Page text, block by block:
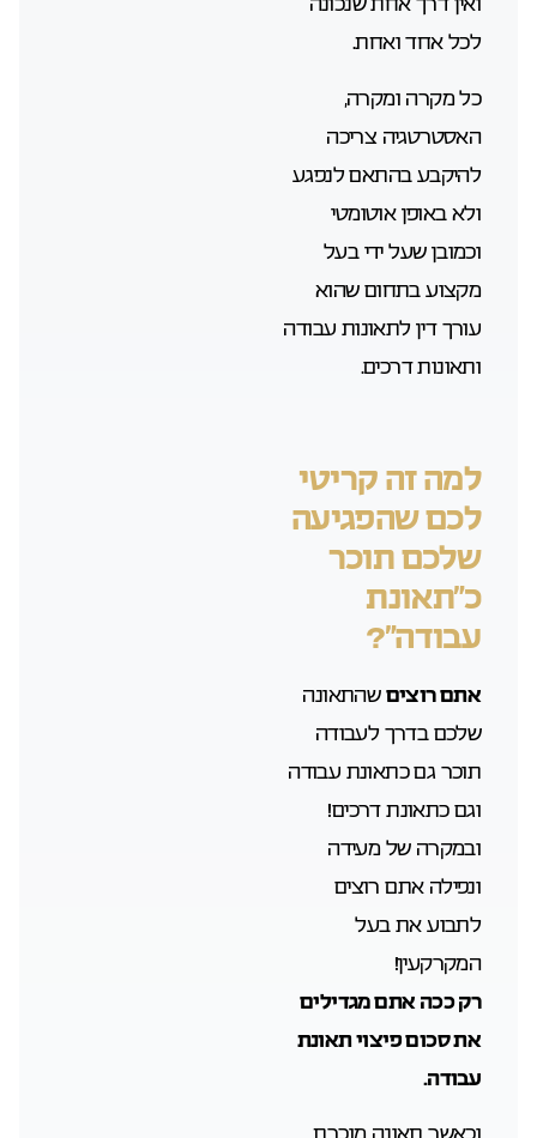
לכל אחד ואחת.
כל מקרה ומקרה,
האסטרטגיה צריכה
להיקבע בהתאם לנפגע
ולא באופן אוטומטי
וכמובן שעל ידי בעל
מקצוע בתחום שהוא
עורך דין לתאונות עבודה
ותאונות דרכים.
למה זה קריטי
לכם שהפגיעה
שלכם תוכר
כ”תאונת
עבודה”?
אתם רוציםשהתאונה
שלכם בדרך לעבודה
תוכר גם כתאונת עבודה
וגם כתאונת דרכים!
ובמקרה של מעידה
ונפילה אתם רוצים
לתבוע את בעל
המקרקעין!
רק ככה אתם מגדילים
את סכום פיצוי תאונת
עבודה.
וכאשר תאונה מוכרת